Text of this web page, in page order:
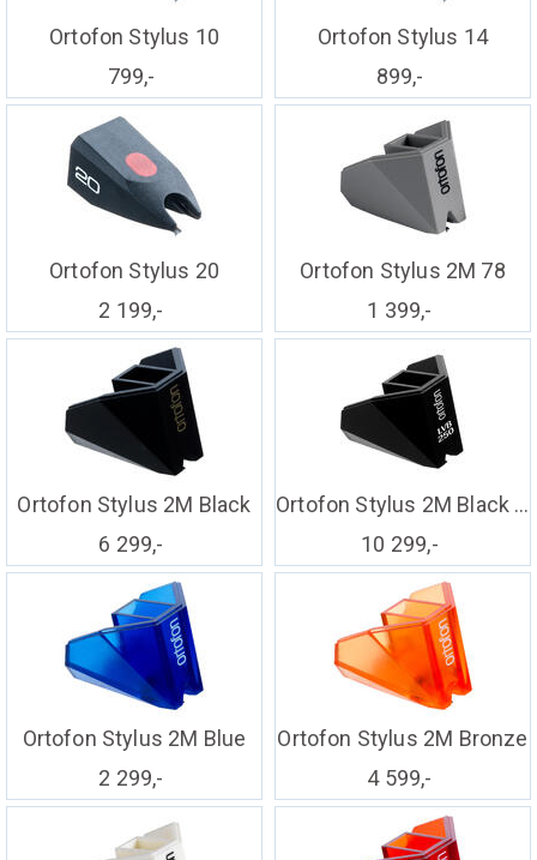
Ortofon Stylus 10
799,-
Ortofon Stylus 14
899,-
Ortofon Stylus 20
2 199,-
Ortofon Stylus 2M 78
1 399,-
Ortofon Stylus 2M Black
6 299,-
Ortofon Stylus 2M Black LVB 250
10 299,-
Ortofon Stylus 2M Blue
2 299,-
Ortofon Stylus 2M Bronze
4 599,-